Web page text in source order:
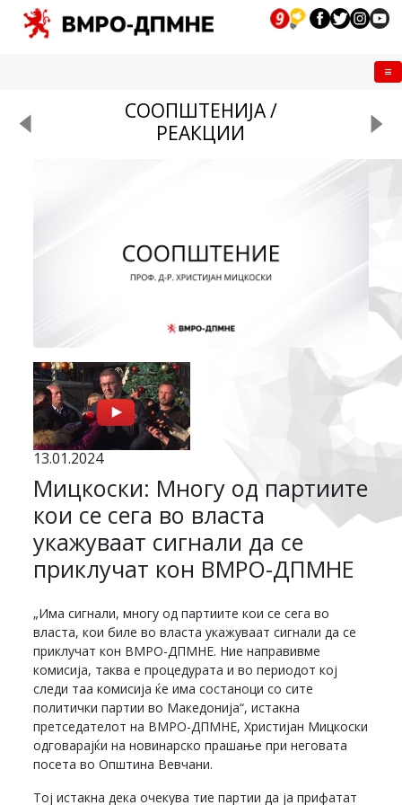
СООПШТЕНИЈА /
РЕАКЦИИ
13.01.2024
Мицкоски: Многу од партиите
кои се сега во власта
укажуваат сигнали да се
приклучат кон ВМРО-ДПМНЕ
„Има сигнали, многу од партиите кои се сега во
власта, кои биле во власта укажуваат сигнали да се
приклучат кон ВМРО-ДПМНЕ. Ние направивме
комисија, таква е процедурата и во периодот кој
следи таа комисија ќе има состаноци со сите
политички партии во Македонија“, истакна
претседателот на ВМРО-ДПМНЕ, Христијан Мицкоски
одговарајќи на новинарско прашање при неговата
посета во Општина Вевчани.
Тој истакна дека очекува тие партии да ја прифатат